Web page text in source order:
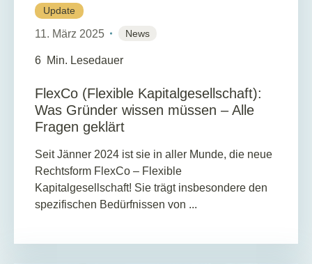
Update
11. März 2025 News
6 Min. Lesedauer
FlexCo (Flexible Kapitalgesellschaft):
Was Gründer wissen müssen – Alle
Fragen geklärt
Seit Jänner 2024 ist sie in aller Munde, die neue
Rechtsform FlexCo – Flexible
Kapitalgesellschaft! Sie trägt insbesondere den
spezifischen Bedürfnissen von ...